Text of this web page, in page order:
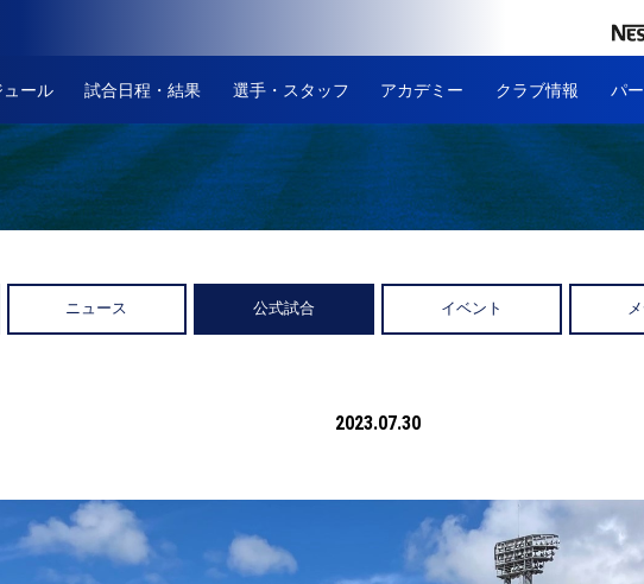
ュール 試合日程・結果 選手・スタッフ アカデミー クラブ情報 パ
ニュース 公式試合 イベント
2023.07.30